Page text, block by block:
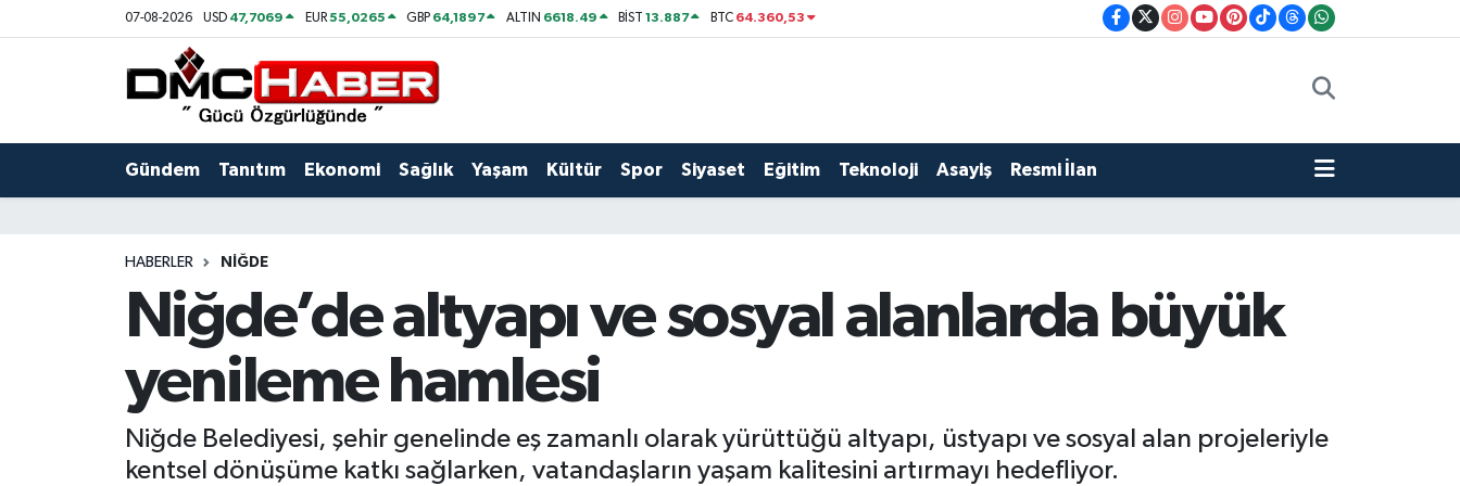
07-08-2026 USD 47,7069 EUR55,0265 GBP 64,1897 ALTIN 6618.49 BİST13.887 BTC 64.360,53
Gündem Tanıtım Ekonomi Sağlık Yaşam Kültür Spor Siyaset Eğitim Teknoloji Asayiş Resmi İlan
HABERLER NIĞDE
Niğde’de altyapı ve sosyal alanlarda büyük
yenileme hamlesi
Niğde Belediyesi, şehir genelinde eş zamanlı olarak yürüttüğü altyapı, üstyapı ve sosyal alan projeleriyle
kentsel dönüşüme katkı sağlarken, vatandaşların yaşam kalitesini artırmayı hedefliyor.
Gündem
Nöbetçi Eczaneler
Tüm Manşetler
Son Dakika Haberleri
Haber Arşivi